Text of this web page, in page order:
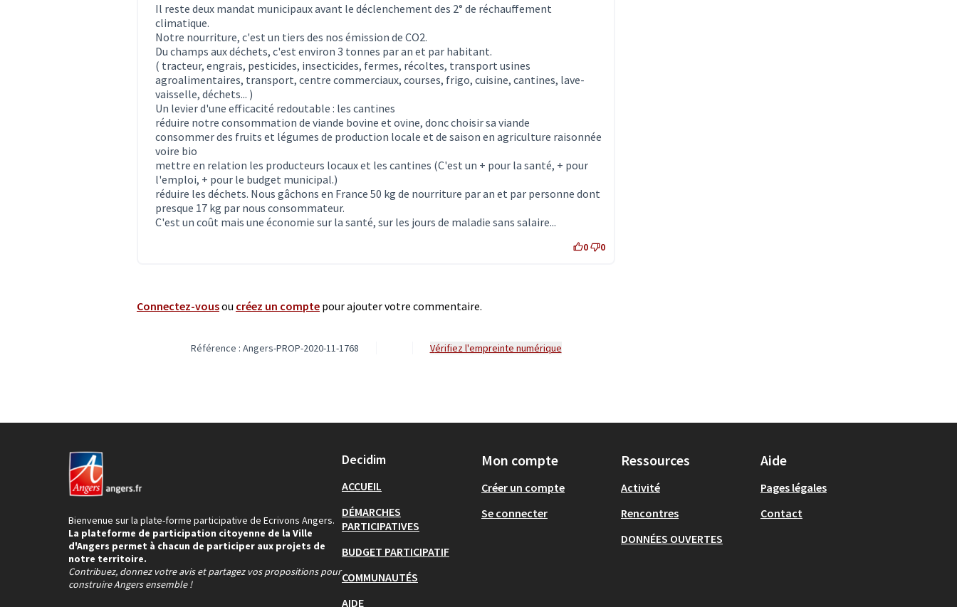
Il reste deux mandat municipaux avant le déclenchement des 2° de réchauffement
climatique.
Notre nourriture, c'est un tiers des nos émission de CO2.
Du champs aux déchets, c'est environ 3 tonnes par an et par habitant.
( tracteur, engrais, pesticides, insecticides, fermes, récoltes, transport usines
agroalimentaires, transport, centre commerciaux, courses, frigo, cuisine, cantines, lave-
vaisselle, déchets... )
Un levier d'une efficacité redoutable : les cantines
réduire notre consommation de viande bovine et ovine, donc choisir sa viande
consommer des fruits et légumes de production locale et de saison en agriculture raisonnée
voire bio
mettre en relation les producteurs locaux et les cantines (C'est un + pour la santé, + pour
l'emploi, + pour le budget municipal.)
réduire les déchets. Nous gâchons en France 50 kg de nourriture par an et par personne dont
presque 17 kg par nous consommateur.
C'est un coût mais une économie sur la santé, sur les jours de maladie sans salaire...
0 0
Connectez-vousou créez un compte pour ajouter votre commentaire.
Référence : Angers-PROP-2020-11-1768 Vérifiez l'empreinte numérique
Bienvenue sur la plate-forme participative de Ecrivons Angers.
La plateforme de participation citoyenne de la Ville
d'Angers permet à chacun de participer aux projets de
notre territoire.
Contribuez, donnez votre avis et partagez vos propositions pour
construire Angers ensemble !
Decidim
ACCUEIL
DÉMARCHES
PARTICIPATIVES
BUDGET PARTICIPATIF
COMMUNAUTÉS
AIDE
Mon compte
Créer un compte
Se connecter
Ressources
Activité
Rencontres
DONNÉES OUVERTES
Aide
Pages légales
Contact